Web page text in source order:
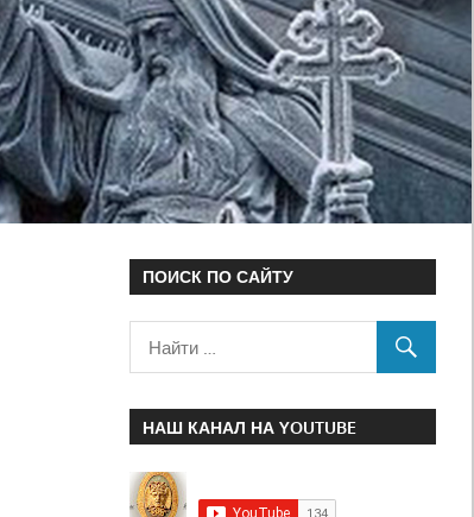
ПОИСК ПО САЙТУ
НАШ КАНАЛ НА YOUTUBE